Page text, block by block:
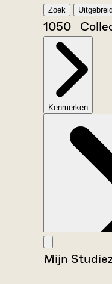
Zoek
1050
Kenmerken
Mijn